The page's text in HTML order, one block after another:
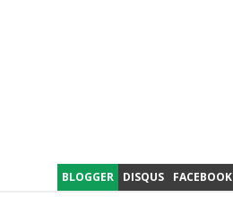
BLOGGER DISQUS FACEBOOK